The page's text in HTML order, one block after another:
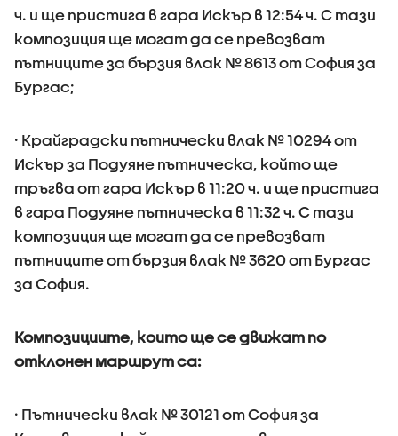
ч. и ще пристига в гара Искър в 12:54 ч. С тази
композиция ще могат да се превозват
пътниците за бързия влак № 8613 от София за
Бургас;
· Крайградски пътнически влак № 10294 от
Искър за Подуяне пътническа, който ще
тръгва от гара Искър в 11:20 ч. и ще пристига
в гара Подуяне пътническа в 11:32 ч. С тази
композиция ще могат да се превозват
пътниците от бързия влак № 3620 от Бургас
за София.
Композициите, които ще се движат по
отклонен маршрут са:
· Пътнически влак № 30121 от София за